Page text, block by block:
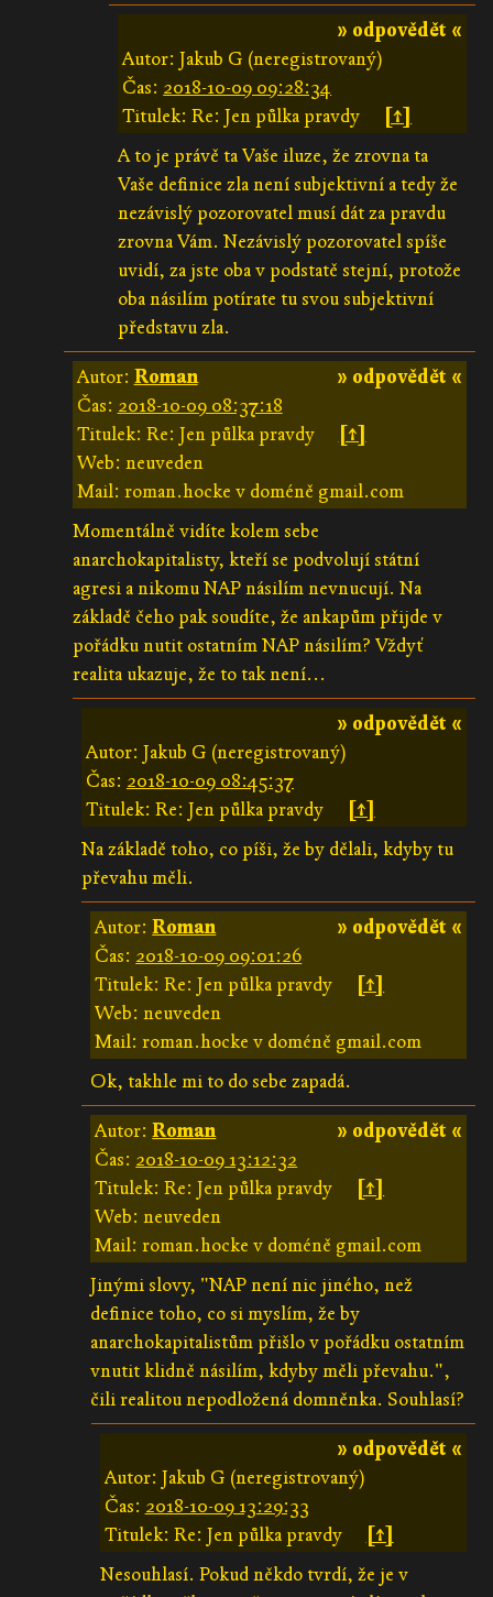
» odpovědět «
Autor: Jakub G (neregistrovaný)
Čas: 2018-10-09 09:28:34
Titulek: Re: Jen půlka pravdy
[↑]
A to je právě ta Vaše iluze, že zrovna ta
Vaše definice zla není subjektivní a tedy že
nezávislý pozorovatel musí dát za pravdu
zrovna Vám. Nezávislý pozorovatel spíše
uvidí, za jste oba v podstatě stejní, protože
oba násilím potírate tu svou subjektivní
představu zla.
» odpovědět «
Autor: Roman
Čas: 2018-10-09 08:37:18
Titulek: Re: Jen půlka pravdy
[↑]
Web: neuveden
Mail: roman.hocke v doméně gmail.com
Momentálně vidíte kolem sebe
anarchokapitalisty, kteří se podvolují státní
agresi a nikomu NAP násilím nevnucují. Na
základě čeho pak soudíte, že ankapům přijde v
pořádku nutit ostatním NAP násilím? Vždyť
realita ukazuje, že to tak není...
» odpovědět «
Autor: Jakub G (neregistrovaný)
Čas: 2018-10-09 08:45:37
Titulek: Re: Jen půlka pravdy
[↑]
Na základě toho, co píši, že by dělali, kdyby tu
převahu měli.
» odpovědět «
Autor:Roman
Čas: 2018-10-09 09:01:26
Titulek: Re: Jen půlka pravdy
[↑]
Web: neuveden
Mail: roman.hocke v doméně gmail.com
Ok, takhle mi to do sebe zapadá.
» odpovědět «
Autor:Roman
Čas: 2018-10-09 13:12:32
Titulek: Re: Jen půlka pravdy
[↑]
Web: neuveden
Mail: roman.hocke v doméně gmail.com
Jinými slovy, "NAP není nic jiného, než
definice toho, co si myslím, že by
anarchokapitalistům přišlo v pořádku ostatním
vnutit klidně násilím, kdyby měli převahu.",
čili realitou nepodložená domněnka. Souhlasí?
» odpovědět «
Autor: Jakub G (neregistrovaný)
Čas: 2018-10-09 13:29:33
Titulek: Re: Jen půlka pravdy
[↑]
Nesouhlasí. Pokud někdo tvrdí, že je v